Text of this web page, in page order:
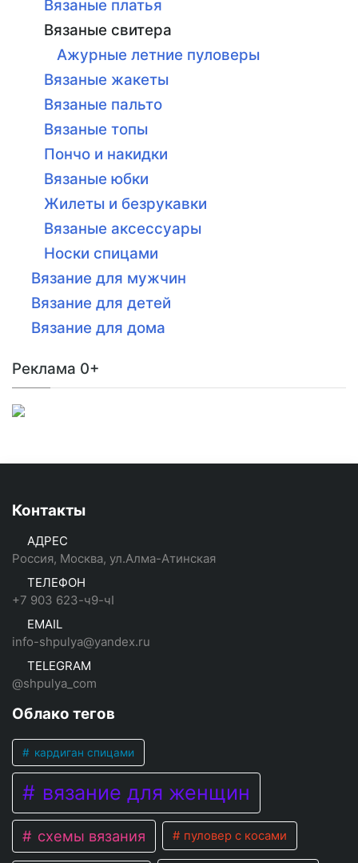
Вязаные платья
Вязаные свитера
Ажурные летние пуловеры
Вязаные жакеты
Вязаные пальто
Вязаные топы
Пончо и накидки
Вязаные юбки
Жилеты и безрукавки
Вязаные аксессуары
Носки спицами
Вязание для мужчин
Вязание для детей
Вязание для дома
Реклама 0+
Контакты
АДРЕС
Россия, Москва, ул.Алма-Атинская
ТЕЛЕФОН
+7 903 623-ч9-чI
EMAIL
info-shpulya@yandex.ru
TELEGRAM
@shpulya_com
Облако тегов
кардиган спицами
вязание для женщин
схемы вязания пуловер с косами